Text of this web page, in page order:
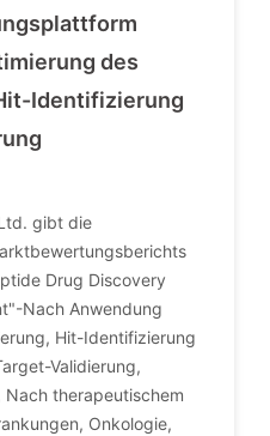
des
Identifizierung
gibt die
Drug Discovery
Nach Anwendung
Hit-Identifizierung
Validierung,
Nach therapeutischem
Onkologie,